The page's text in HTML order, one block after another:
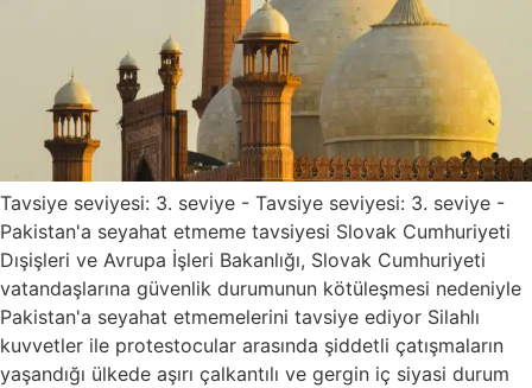
Tavsiye seviyesi: 3. seviye - Tavsiye seviyesi: 3. seviye -
Pakistan'a seyahat etmeme tavsiyesi Slovak Cumhuriyeti
Dışişleri ve Avrupa İşleri Bakanlığı, Slovak Cumhuriyeti
vatandaşlarına güvenlik durumunun kötüleşmesi nedeniyle
Pakistan'a seyahat etmemelerini tavsiye ediyor Silahlı
kuvvetler ile protestocular arasında şiddetli çatışmaların
yaşandığı ülkede aşırı çalkantılı ve gergin iç siyasi durum